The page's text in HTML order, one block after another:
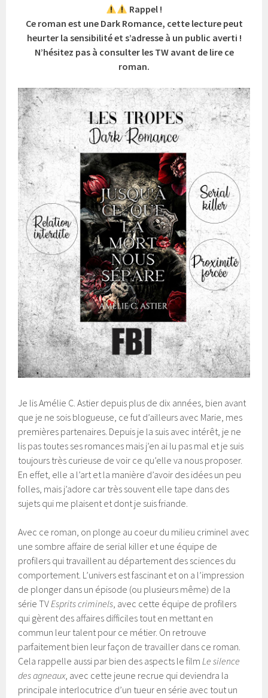
Rappel !
Ce roman est une Dark Romance, cette lecture peut
heurter la sensibilité et s’adresse à un public averti !
N’hésitez pas à consulter les TW avant de lire ce
roman.
Je lis Amélie C. Astier depuis plus de dix années, bien avant
que je ne sois blogueuse, ce fut d’ailleurs avec Marie, mes
premières partenaires. Depuis je la suis avec intérêt, je ne
lis pas toutes ses romances mais j’en ai lu pas mal et je suis
toujours très curieuse de voir ce qu’elle va nous proposer.
En effet, elle a l’art et la manière d’avoir des idées un peu
folles, mais j’adore car très souvent elle tape dans des
sujets qui me plaisent et dont je suis friande.
Avec ce roman, on plonge au coeur du milieu criminel avec
une sombre affaire de serial killer et une équipe de
profilers qui travaillent au département des sciences du
comportement. L’univers est fascinant et on a l’impression
de plonger dans un épisode (ou plusieurs même) de la
série TV Esprits criminels , avec cette équipe de profilers
qui gèrent des affaires difficiles tout en mettant en
commun leur talent pour ce métier. On retrouve
parfaitement bien leur façon de travailler dans ce roman.
Cela rappelle aussi par bien des aspects le film Le silence
des agneaux, avec cette jeune recrue qui deviendra la
principale interlocutrice d’un tueur en série avec tout un